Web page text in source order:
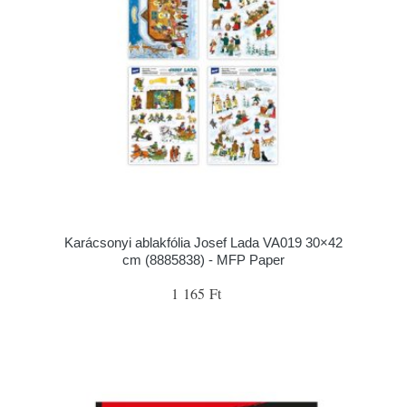
Karácsonyi ablakfólia Josef Lada VA019 30×42
cm (8885838) - MFP Paper
1 165 Ft